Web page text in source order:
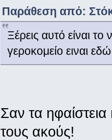
Παράθεση από:
Ξέρεις αυτό είναι
γεροκομείο ειναι
Σαν τα
τους ακούς!